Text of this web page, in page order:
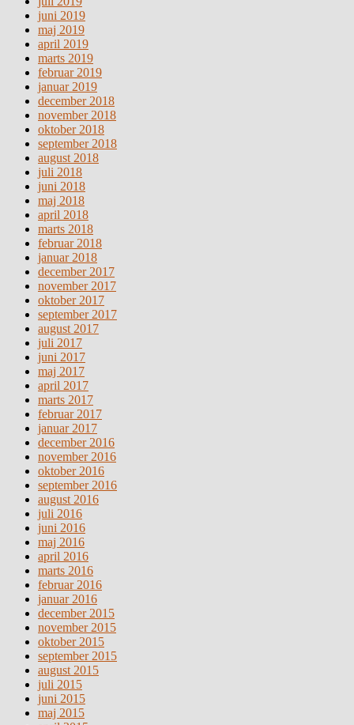
juni 2019
maj 2019
april 2019
marts 2019
februar 2019
januar 2019
december 2018
november 2018
oktober 2018
september 2018
august 2018
juli 2018
juni 2018
maj 2018
april 2018
marts 2018
februar 2018
januar 2018
december 2017
november 2017
oktober 2017
september 2017
august 2017
juli 2017
juni 2017
maj 2017
april 2017
marts 2017
februar 2017
januar 2017
december 2016
november 2016
oktober 2016
september 2016
august 2016
juli 2016
juni 2016
maj 2016
april 2016
marts 2016
februar 2016
januar 2016
december 2015
november 2015
oktober 2015
september 2015
august 2015
juli 2015
juni 2015
maj 2015